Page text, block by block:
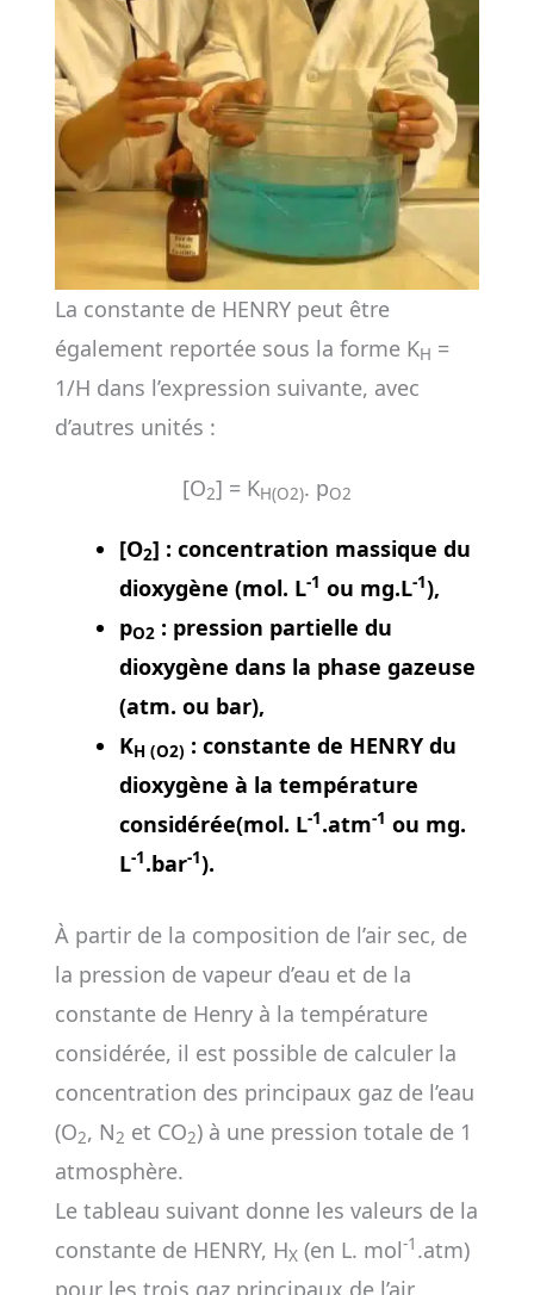
La constante de HENRY peut être
également reportée sous la forme KH =
1/H dans l’expression suivante, avec
d’autres unités :
[O2] = KH(O2). pO2
[O2] : concentration massique du
dioxygène (mol. L-1 ou mg.L-1),
pO2 : pression partielle du
dioxygène dans la phase gazeuse
(atm. ou bar),
KH (O2) : constante de HENRY du
dioxygène à la température
considérée(mol. L-1.atm-1 ou mg.
L-1.bar-1).
À partir de la composition de l’air sec, de
la pression de vapeur d’eau et de la
constante de Henry à la température
considérée, il est possible de calculer la
concentration des principaux gaz de l’eau
(O2, N2 et CO2) à une pression totale de 1
atmosphère.
Le tableau suivant donne les valeurs de la
constante de HENRY, HX(en L. mol-1 .atm)
pour les trois gaz principaux de l’air